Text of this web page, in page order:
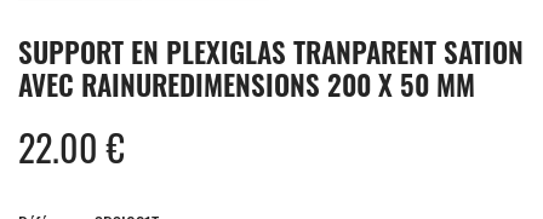
SUPPORT EN PLEXIGLAS TRANPARENT SATION
AVEC RAINUREDIMENSIONS 200 X 50 MM
22.00€